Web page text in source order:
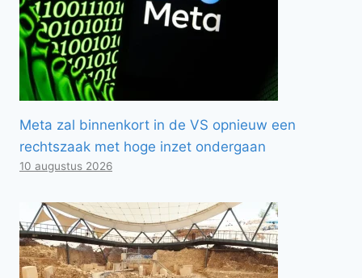
Meta zal binnenkort in de VS opnieuw een
rechtszaak met hoge inzet ondergaan
10 augustus 2026